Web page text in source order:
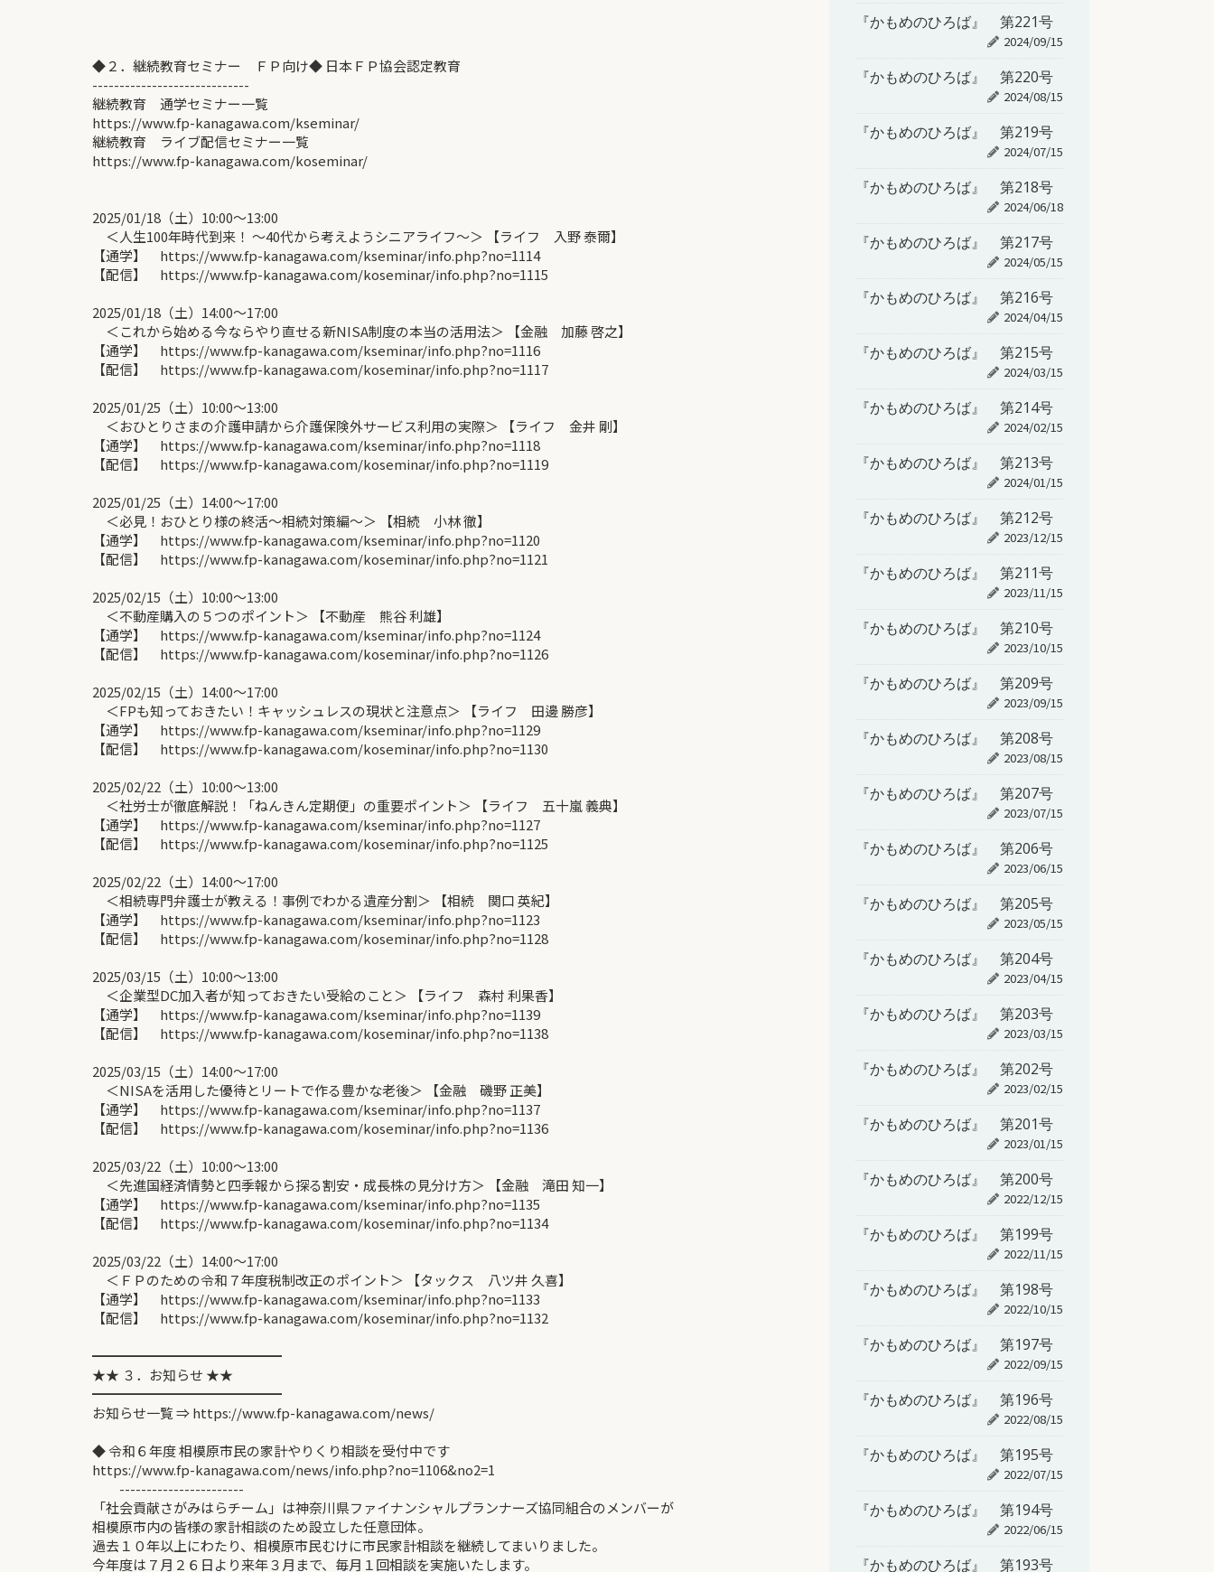
◆２．継続教育セミナー ＦＰ向け◆ 日本ＦＰ協会認定教育
-----------------------------
継続教育 通学セミナー一覧
https://www.fp-kanagawa.com/kseminar/
継続教育 ライブ配信セミナー一覧
https://www.fp-kanagawa.com/koseminar/
2025/01/18（土）10:00〜13:00
＜人生100年時代到来！ ～40代から考えようシニアライフ～＞ 【ライフ 入野 泰爾】
【通学】 https://www.fp-kanagawa.com/kseminar/info.php?no=1114
【配信】 https://www.fp-kanagawa.com/koseminar/info.php?no=1115
2025/01/18（土）14:00〜17:00
＜これから始める今ならやり直せる新NISA制度の本当の活用法＞ 【金融 加藤 啓之】
【通学】 https://www.fp-kanagawa.com/kseminar/info.php?no=1116
【配信】 https://www.fp-kanagawa.com/koseminar/info.php?no=1117
2025/01/25（土）10:00〜13:00
＜おひとりさまの介護申請から介護保険外サービス利用の実際＞ 【ライフ 金井 剛】
【通学】 https://www.fp-kanagawa.com/kseminar/info.php?no=1118
【配信】 https://www.fp-kanagawa.com/koseminar/info.php?no=1119
2025/01/25（土）14:00〜17:00
＜必見！おひとり様の終活～相続対策編～＞ 【相続 小林 徹】
【通学】 https://www.fp-kanagawa.com/kseminar/info.php?no=1120
【配信】 https://www.fp-kanagawa.com/koseminar/info.php?no=1121
2025/02/15（土）10:00〜13:00
＜不動産購入の５つのポイント＞ 【不動産 熊谷 利雄】
【通学】 https://www.fp-kanagawa.com/kseminar/info.php?no=1124
【配信】 https://www.fp-kanagawa.com/koseminar/info.php?no=1126
2025/02/15（土）14:00〜17:00
＜FPも知っておきたい！キャッシュレスの現状と注意点＞ 【ライフ 田邊 勝彦】
【通学】 https://www.fp-kanagawa.com/kseminar/info.php?no=1129
【配信】 https://www.fp-kanagawa.com/koseminar/info.php?no=1130
2025/02/22（土）10:00〜13:00
＜社労士が徹底解説！「ねんきん定期便」の重要ポイント＞ 【ライフ 五十嵐 義典】
【通学】 https://www.fp-kanagawa.com/kseminar/info.php?no=1127
【配信】 https://www.fp-kanagawa.com/koseminar/info.php?no=1125
2025/02/22（土）14:00〜17:00
＜相続専門弁護士が教える！事例でわかる遺産分割＞ 【相続 関口 英紀】
【通学】 https://www.fp-kanagawa.com/kseminar/info.php?no=1123
【配信】 https://www.fp-kanagawa.com/koseminar/info.php?no=1128
2025/03/15（土）10:00〜13:00
＜企業型DC加入者が知っておきたい受給のこと＞ 【ライフ 森村 利果香】
【通学】 https://www.fp-kanagawa.com/kseminar/info.php?no=1139
【配信】 https://www.fp-kanagawa.com/koseminar/info.php?no=1138
2025/03/15（土）14:00〜17:00
＜NISAを活用した優待とリートで作る豊かな老後＞ 【金融 磯野 正美】
【通学】 https://www.fp-kanagawa.com/kseminar/info.php?no=1137
【配信】 https://www.fp-kanagawa.com/koseminar/info.php?no=1136
2025/03/22（土）10:00〜13:00
＜先進国経済情勢と四季報から探る割安・成長株の見分け方＞ 【金融 滝田 知一】
【通学】 https://www.fp-kanagawa.com/kseminar/info.php?no=1135
【配信】 https://www.fp-kanagawa.com/koseminar/info.php?no=1134
2025/03/22（土）14:00〜17:00
＜ＦＰのための令和７年度税制改正のポイント＞ 【タックス 八ツ井 久喜】
【通学】 https://www.fp-kanagawa.com/kseminar/info.php?no=1133
【配信】 https://www.fp-kanagawa.com/koseminar/info.php?no=1132
━━━━━━━━━━━━━━
★★ ３．お知らせ ★★
━━━━━━━━━━━━━━
お知らせ一覧 ⇒ https://www.fp-kanagawa.com/news/
◆ 令和６年度 相模原市民の家計やりくり相談を受付中です
https://www.fp-kanagawa.com/news/info.php?no=1106&no2=1
-----------------------
「社会貢献さがみはらチーム」は神奈川県ファイナンシャルプランナーズ協同組合のメンバーが
相模原市内の皆様の家計相談のため設立した任意団体。
過去１０年以上にわたり、相模原市民むけに市民家計相談を継続してまいりました。
今年度は７月２６日より来年３月まで、毎月１回相談を実施いたします。
『かもめのひろば』 第221号
2024/09/15
『かもめのひろば』 第220号
2024/08/15
『かもめのひろば』 第219号
2024/07/15
『かもめのひろば』 第218号
2024/06/18
『かもめのひろば』 第217号
2024/05/15
『かもめのひろば』 第216号
2024/04/15
『かもめのひろば』 第215号
2024/03/15
『かもめのひろば』 第214号
2024/02/15
『かもめのひろば』 第213号
2024/01/15
『かもめのひろば』 第212号
2023/12/15
『かもめのひろば』 第211号
2023/11/15
『かもめのひろば』 第210号
2023/10/15
『かもめのひろば』 第209号
2023/09/15
『かもめのひろば』 第208号
2023/08/15
『かもめのひろば』 第207号
2023/07/15
『かもめのひろば』 第206号
2023/06/15
『かもめのひろば』 第205号
2023/05/15
『かもめのひろば』 第204号
2023/04/15
『かもめのひろば』 第203号
2023/03/15
『かもめのひろば』 第202号
2023/02/15
『かもめのひろば』 第201号
2023/01/15
『かもめのひろば』 第200号
2022/12/15
『かもめのひろば』 第199号
2022/11/15
『かもめのひろば』 第198号
2022/10/15
『かもめのひろば』 第197号
2022/09/15
『かもめのひろば』 第196号
2022/08/15
『かもめのひろば』 第195号
2022/07/15
『かもめのひろば』 第194号
2022/06/15
『かもめのひろば』 第193号